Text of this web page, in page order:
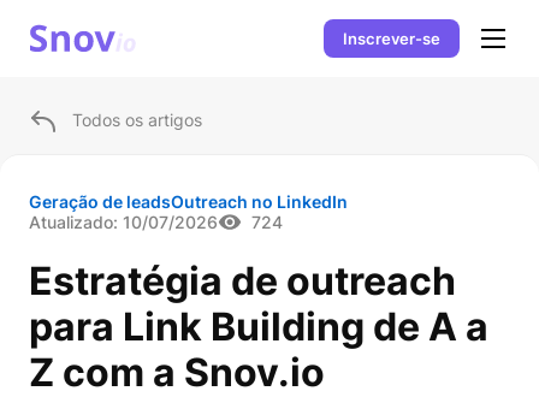
Inscrever-se
Todos os artigos
Geração de leadsOutreach no LinkedIn
Atualizado: 10/07/2026 724
Estratégia de outreach
para Link Building de A a
Z com a Snov.io